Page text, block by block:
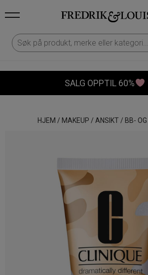
SALG OPPTIL 60%
HJEM / MAKEUP / ANSIKT / BB-